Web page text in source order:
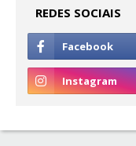
REDES SOCIAIS